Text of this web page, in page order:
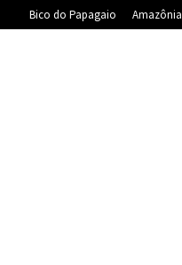
Bico do Papagaio Amazônia